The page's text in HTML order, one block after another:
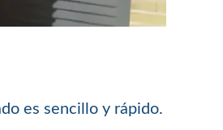
es sencillo y rápido.